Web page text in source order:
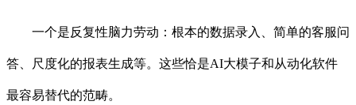
一个是反复性脑力劳动：根本的数据录入、简单的客服问
答、尺度化的报表生成等。这些恰是AI大模子和从动化软件
最容易替代的范畴。